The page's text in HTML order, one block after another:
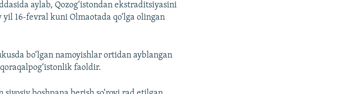
aylab, Qozog‘istondan ekstraditsiyasini
yil 16-fevral kuni Olmaotada qo‘lga olingan
bo‘lgan namoyishlar ortidan ayblangan
faoldir.